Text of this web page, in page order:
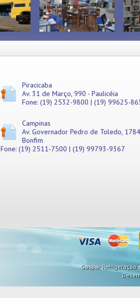
Piracicaba
Av. 31 de Março, 990 - Paulicéia
Fone: (19) 2532-9800 | (19) 99625-
Campinas
Av. Governador Pedro de Toledo,
Bonfim
Fone: (19) 2511-7500 | (19) 99793-9367
Gaspar Refrigeração